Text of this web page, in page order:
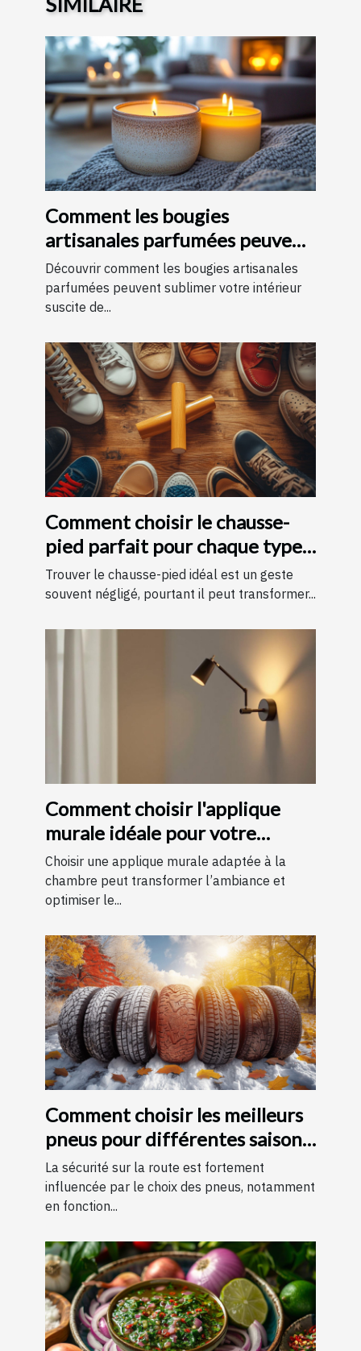
Comment les bougies
artisanales parfumées peuvent
améliorer votre intérieur
Découvrir comment les bougies artisanales
parfumées peuvent sublimer votre intérieur
suscite de...
Comment choisir le chausse-
pied parfait pour chaque type
de chaussure
Trouver le chausse-pied idéal est un geste
souvent négligé, pourtant il peut transformer...
Comment choisir l'applique
murale idéale pour votre
chambre
Choisir une applique murale adaptée à la
chambre peut transformer l’ambiance et
optimiser le...
Comment choisir les meilleurs
pneus pour différentes saisons
?
La sécurité sur la route est fortement
influencée par le choix des pneus, notamment
en fonction...